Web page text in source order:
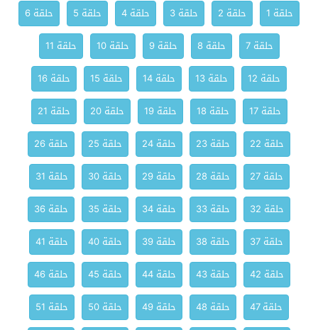
حلقة 1 حلقة 2 حلقة 3 حلقة 4 حلقة 5
حلقة 6
حلقة 7
حلقة 8 حلقة 9 حلقة 10
حلقة 11
حلقة 12
حلقة 13 حلقة 14 حلقة 15
حلقة 16
حلقة 17
حلقة 18 حلقة 19 حلقة 20
حلقة 21
حلقة 22
حلقة 23 حلقة 24 حلقة 25
حلقة 26
حلقة 27
حلقة 28 حلقة 29 حلقة 30
حلقة 31
حلقة 32
حلقة 33 حلقة 34 حلقة 35
حلقة 36
حلقة 37
حلقة 38 حلقة 39 حلقة 40
حلقة 41
حلقة 42
حلقة 43 حلقة 44 حلقة 45
حلقة 46
حلقة 47
حلقة 48 حلقة 49 حلقة 50
حلقة 51